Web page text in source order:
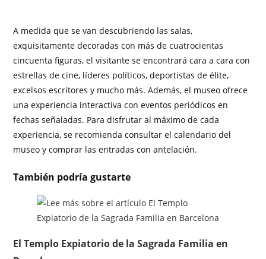
A medida que se van descubriendo las salas,
exquisitamente decoradas con más de cuatrocientas
cincuenta figuras, el visitante se encontrará cara a cara con
estrellas de cine, líderes políticos, deportistas de élite,
excelsos escritores y mucho más. Además, el museo ofrece
una experiencia interactiva con eventos periódicos en
fechas señaladas. Para disfrutar al máximo de cada
experiencia, se recomienda consultar el calendario del
museo y comprar las entradas con antelación.
También podría gustarte
El Templo Expiatorio de la Sagrada Familia en